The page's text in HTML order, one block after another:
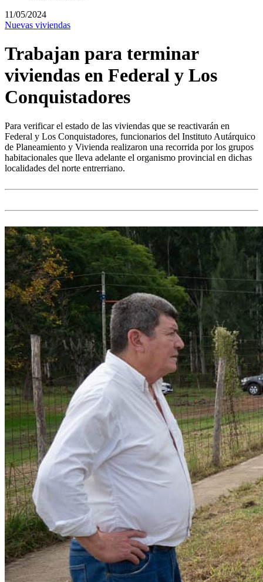
11/05/2024
Nuevas viviendas
Trabajan para terminar
viviendas en Federal y Los
Conquistadores
Para verificar el estado de las viviendas que se reactivarán en
Federal y Los Conquistadores, funcionarios del Instituto Autárquico
de Planeamiento y Vivienda realizaron una recorrida por los grupos
habitacionales que lleva adelante el organismo provincial en dichas
localidades del norte entrerriano.